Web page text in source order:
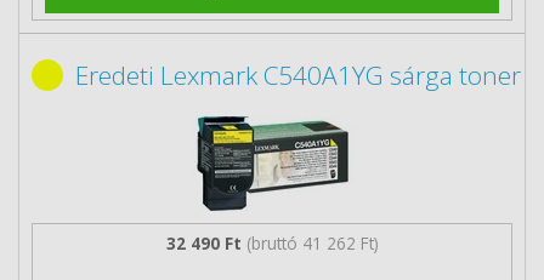
Eredeti Lexmark C540A1YG sárga toner
32 490 Ft (bruttó 41 262 Ft)